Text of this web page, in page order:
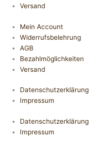
Versand
Mein Account
Widerrufsbelehrung
AGB
Bezahlmöglichkeiten
Versand
Datenschutzerklärung
Impressum
Datenschutzerklärung
Impressum